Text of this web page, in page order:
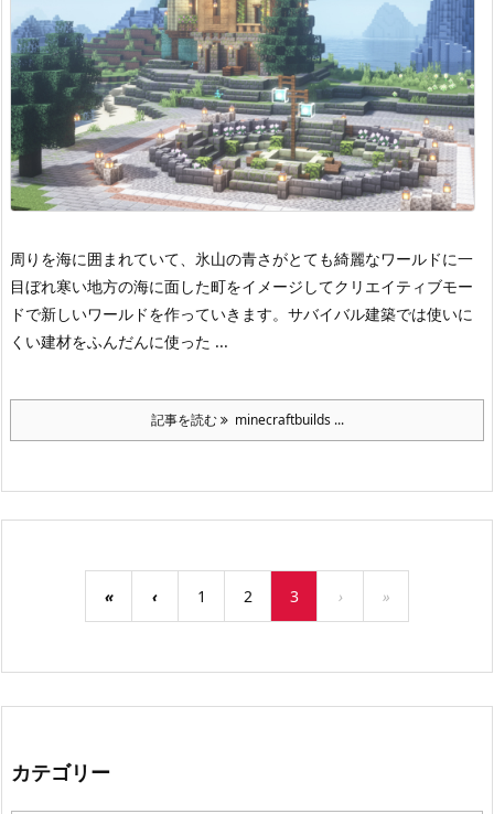
周りを海に囲まれていて、氷山の青さがとても綺麗なワールドに一
目ぼれ寒い地方の海に面した町をイメージしてクリエイティブモー
ドで新しいワールドを作っていきます。 サバイバル建築では使いに
くい建材をふんだんに使った ...
記事を読む minecraftbuilds ...
« ‹ 1 2 3 › »
カテゴリー